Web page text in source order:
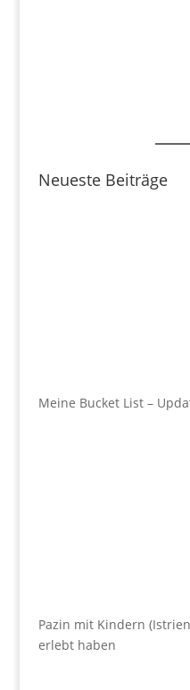
Neueste Beiträge
Meine Bucket List –
Pazin mit Kindern
erlebt haben